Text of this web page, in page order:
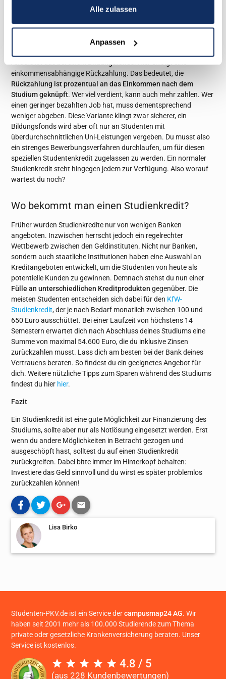
Alle zulassen
Anpassen
welchen Gründen kein Geld hat. Wer die geliehene Summe plus
Zinsen nicht zurückzahlen kann, riskiert eine Überschuldung.
der Rückzahlung zwei Jahre Zeit zum Sparen.
einkommensabhängige Rückzahlung. Das bedeutet, die
Rückzahlung ist prozentual an das Einkommen nach dem
Studium geknüpft. Wer viel verdient, kann auch mehr zahlen. Wer
einen geringer bezahlten Job hat, muss dementsprechend
weniger abgeben. Diese Variante klingt zwar sicherer, ein
Bildungsfonds wird aber oft nur an Studenten mit
überdurchschnittlichen Uni-Leistungen vergeben. Du musst also
ein strenges Bewerbungsverfahren durchlaufen, um für diesen
speziellen Studentenkredit zugelassen zu werden. Ein normaler
Studienkredit steht hingegen jedem zur Verfügung. Also worauf
wartest du noch?
Wo bekommt man einen Studienkredit?
Früher wurden Studienkredite nur von wenigen Banken
angeboten. Inzwischen herrscht jedoch ein regelrechter
Wettbewerb zwischen den Geldinstituten. Nicht nur Banken,
sondern auch staatliche Institutionen haben eine Auswahl an
Kreditangeboten entwickelt, um die Studenten von heute als
potentielle Kunden zu gewinnen. Demnach stehst du nun einer
Fülle an unterschiedlichen Kreditprodukten gegenüber. Die
meisten Studenten entscheiden sich dabei für den KfW-
Studienkredit, der je nach Bedarf monatlich zwischen 100 und
650 Euro ausschüttet. Bei einer Laufzeit von höchstens 14
Semestern erwartet dich nach Abschluss deines Studiums eine
Summe von maximal 54.600 Euro, die du inklusive Zinsen
zurückzahlen musst. Lass dich am besten bei der Bank deines
Vertrauens beraten. So findest du ein geeignetes Angebot für
dich. Weitere nützliche Tipps zum Sparen während des Studiums
findest du hier hier.
Fazit
Ein Studienkredit ist eine gute Möglichkeit zur Finanzierung des
Studiums, sollte aber nur als Notlösung eingesetzt werden. Erst
wenn du andere Möglichkeiten in Betracht gezogen und
ausgeschöpft hast, solltest du auf einen Studienkredit
zurückgreifen. Dabei bitte immer im Hinterkopf behalten:
Investiere das Geld sinnvoll und du wirst es später problemlos
zurückzahlen können!
Lisa Birko
Studenten-PKV.de ist ein Service dercampusmap24 AG. Wir
haben seit 2001 mehr als 100.000 Studierende zum Thema
private oder gesetzliche Krankenversicherung beraten. Unser
Service ist kostenlos.
4.8 / 5
(aus 228 Kundenbewertungen)